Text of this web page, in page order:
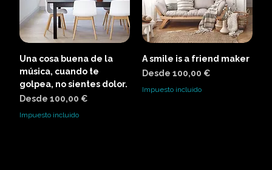
Una cosa buena de la
música, cuando te
golpea, no sientes dolor.
Desde 100,00 €
Precio de oferta
Impuesto incluido
A smile is a friend maker
Desde 100,00 €
Precio de oferta
Impuesto incluido